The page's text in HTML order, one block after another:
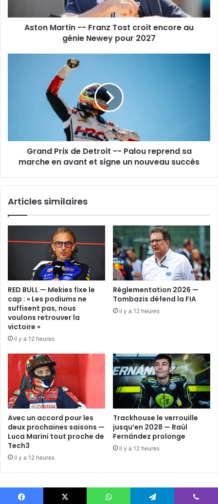
au
Aston Martin -- Franz Tost croit encore au
génie Newey pour 2027
sa
marche
un
Grand Prix de Detroit -- Palou reprend sa
marche en avant et signe un nouveau succès
Articles similaires
RED BULL — Mekies fixe le
cap : « Les podiums ne
suffisent pas, nous
voulons retrouver la
victoire »
il y a 12 heures
Réglementation 2026 —
Tombazis défend la FIA
il y a 12 heures
Avec un accord pour les
deux prochaines saisons —
Luca Marini tout proche de
Tech3
il y a 12 heures
Trackhouse le verrouille
jusqu’en 2028 — Raúl
Fernández prolonge
il y a 12 heures